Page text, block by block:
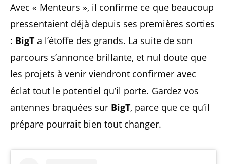
Avec « Menteurs », il confirme ce que beaucoup
pressentaient déjà depuis ses premières sorties
: BigT a l’étoffe des grands. La suite de son
parcours s’annonce brillante, et nul doute que
les projets à venir viendront confirmer avec
éclat tout le potentiel qu’il porte. Gardez vos
antennes braquées sur BigT, parce que ce qu’il
prépare pourrait bien tout changer.